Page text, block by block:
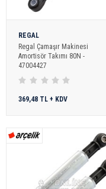
REGAL
Regal Çamaşır Makinesi
Amortisör Takımı 80N -
47004427
369,48 TL + KDV